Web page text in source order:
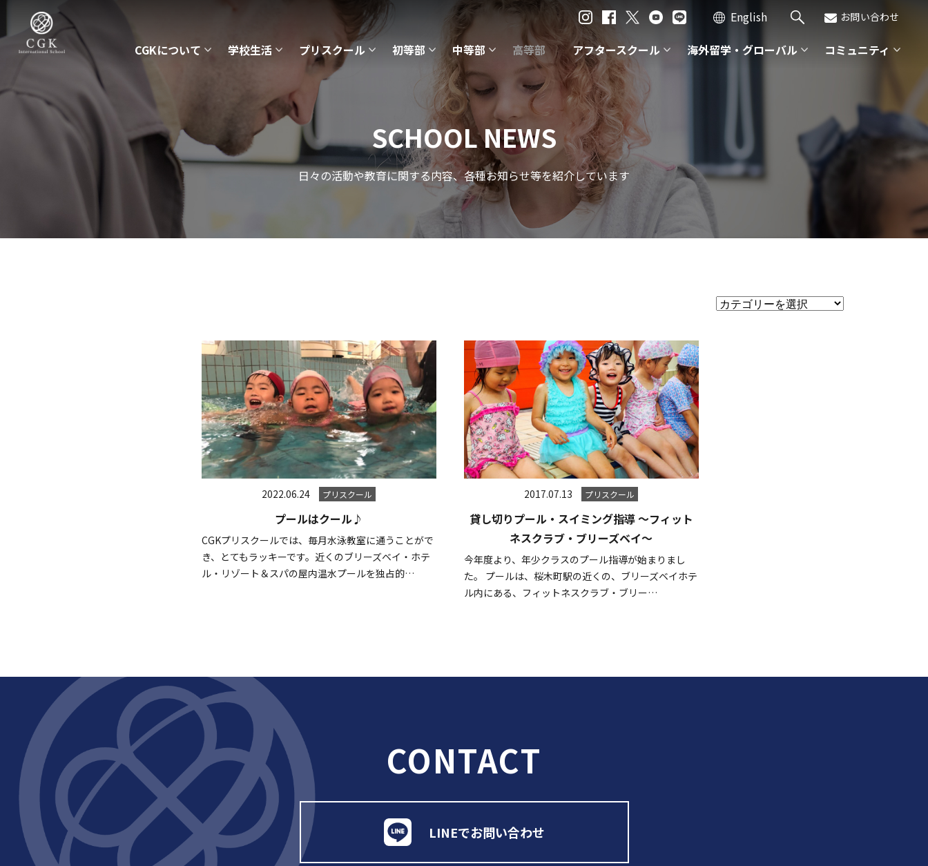
English お問い合わせ
CGKについて 学校生活 プリスクール 初等部 中等部 高等部 アフタースクール 海外留学・グローバル コミュニティ
SCHOOL NEWS
日々の活動や教育に関する内容、各種お知らせ等を紹介しています
2022.06.24 プリスクール
プールはクール♪
CGKプリスクールでは、毎月水泳教室に通うことがで
き、とてもラッキーです。近くのブリーズベイ・ホテ
ル・リゾート＆スパの屋内温水プールを独占的…
2017.07.13 プリスクール
貸し切りプール・スイミング指導 ～フィット
ネスクラブ・ブリーズベイ～
今年度より、年少クラスのプール指導が始まりまし
た。 プールは、桜木町駅の近くの、ブリーズベイホテ
ル内にある、フィットネスクラブ・ブリー…
CONTACT
LINEでお問い合わせ